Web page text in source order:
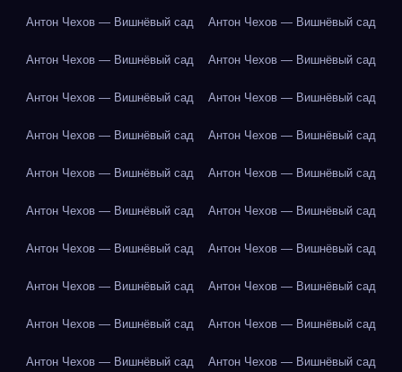
Антон Чехов — Вишнёвый сад Антон Чехов — Вишнёвый сад
Антон Чехов — Вишнёвый сад Антон Чехов — Вишнёвый сад
Антон Чехов — Вишнёвый сад Антон Чехов — Вишнёвый сад
Антон Чехов — Вишнёвый сад Антон Чехов — Вишнёвый сад
Антон Чехов — Вишнёвый сад Антон Чехов — Вишнёвый сад
Антон Чехов — Вишнёвый сад Антон Чехов — Вишнёвый сад
Антон Чехов — Вишнёвый сад Антон Чехов — Вишнёвый сад
Антон Чехов — Вишнёвый сад Антон Чехов — Вишнёвый сад
Антон Чехов — Вишнёвый сад Антон Чехов — Вишнёвый сад
Антон Чехов — Вишнёвый сад Антон Чехов — Вишнёвый сад